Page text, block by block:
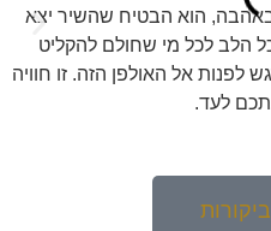
הוא הבטיח שהשיר יצא
הלב לכל מי שחולם להקליט
לפנות אל האולפן הזה. זו חוויה
לעד.